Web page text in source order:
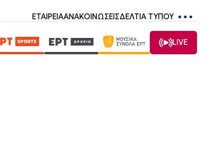
ΕΤΑΙΡΕΙΑΑΝΑΚΟΙΝΩΣΕΙΣΔΕΛΤΙΑ ΤΥΠΟΥ
LIVE